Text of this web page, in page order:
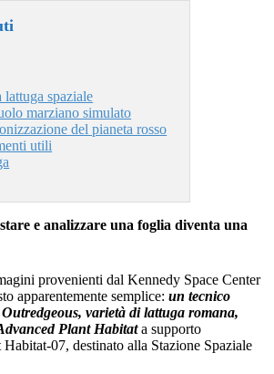
spaziale
marziano simulato
del pianeta rosso
utili
e analizzare una foglia diventa una
provenienti dal Kennedy Space Center
apparentemente semplice: un tecnico
varietà di lattuga romana,
Plant Habitata supporto
destinato alla Stazione Spaziale